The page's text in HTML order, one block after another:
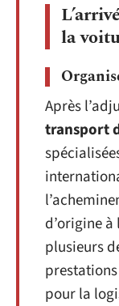
la
Après
transport
d’origine
plusieurs
pour la